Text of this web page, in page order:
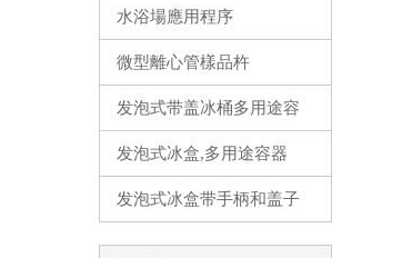
水浴場應用程序
微型離心管樣品杵
发泡式带盖冰桶多用途容
器
发泡式冰盒,多用途容器
发泡式冰盒带手柄和盖子